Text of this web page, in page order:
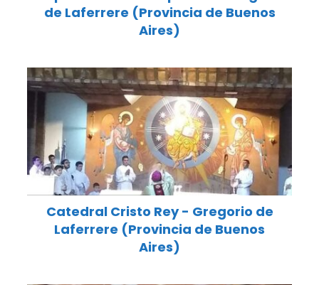
de Laferrere (Provincia de Buenos
Aires)
Catedral Cristo Rey - Gregorio de
Laferrere (Provincia de Buenos
Aires)